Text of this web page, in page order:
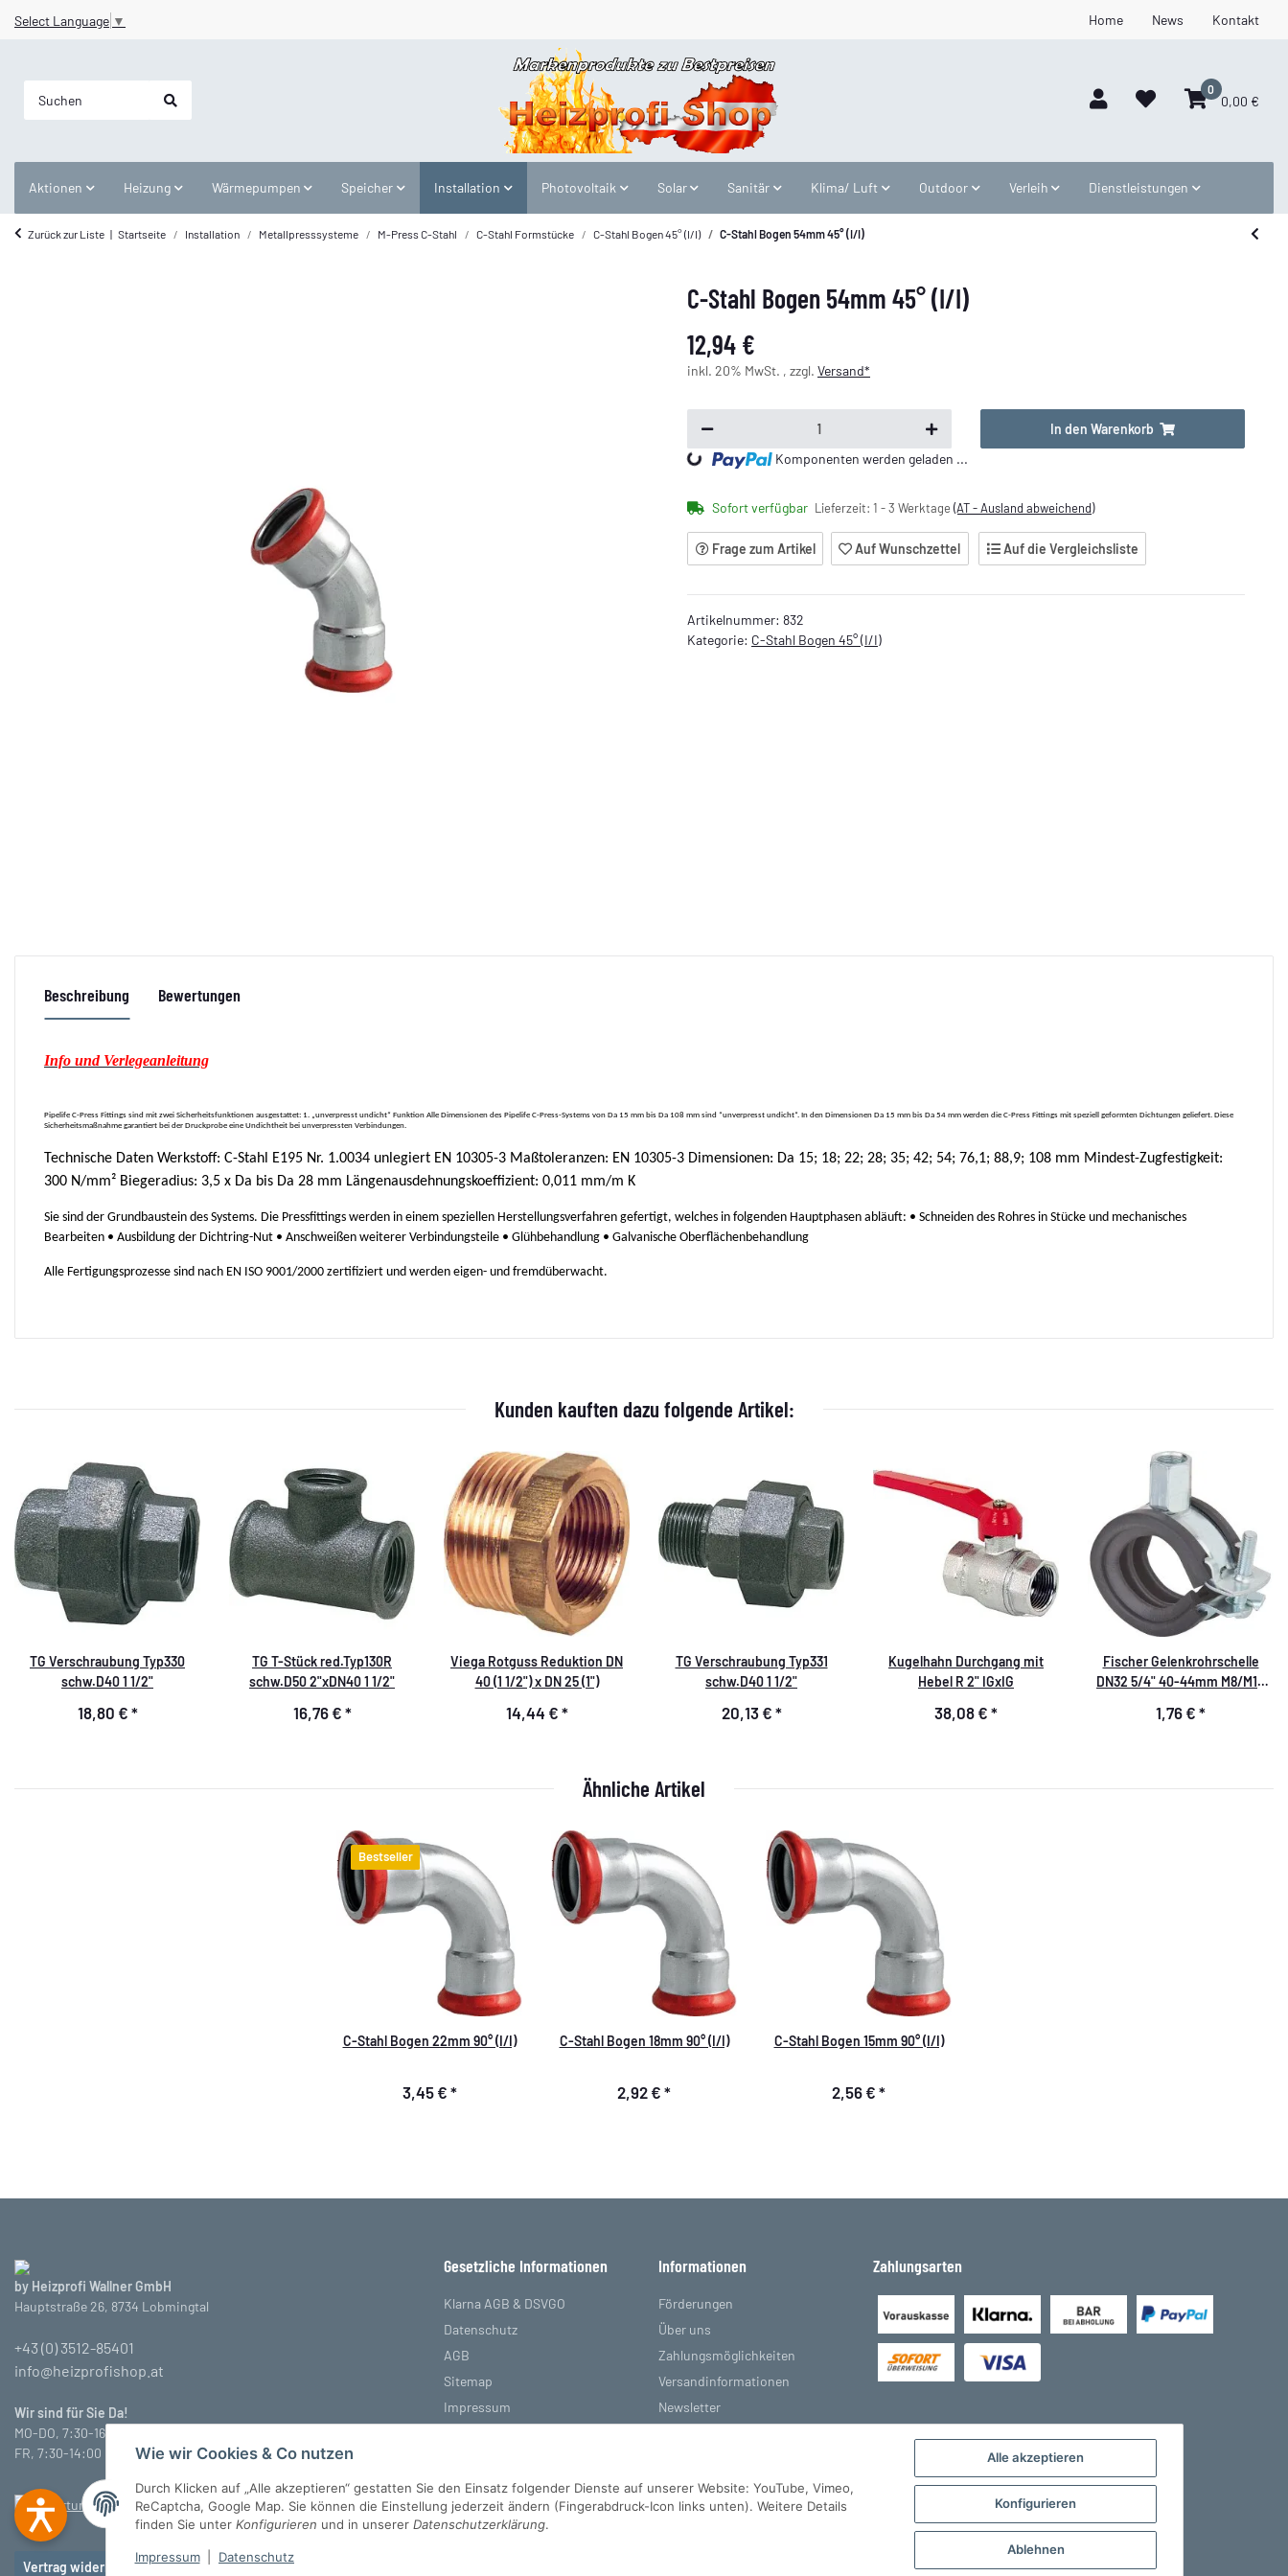
Alle akzeptieren
Konfigurieren
Ablehnen
Wie wir Cookies & Co nutzen
Durch Klicken auf „Alle akzeptieren“ gestatten Sie den Einsatz folgender Dienste auf unserer Website: YouTube, Vimeo,
ReCaptcha, Google Map. Sie können die Einstellung jederzeit ändern (Fingerabdruck-Icon links unten). Weitere Details
finden Sie unter Konfigurieren und in unserer Datenschutzerklärung.
Impressum Datenschutz
Home News Kontakt
Select Language ▼
0
0,00 €
Aktionen Heizung Wärmepumpen Speicher Installation Photovoltaik Solar Sanitär Klima/ Luft Outdoor Verleih Dienstleistungen
Zurück zur Liste Startseite Installation Metallpresssysteme M-Press C-Stahl C-Stahl Formstücke C-Stahl Bogen 45° (I/I) C-Stahl Bogen 54mm 45° (I/I)
C-Stahl Bogen 54mm 45° (I/I)
12,94 €
inkl. 20% MwSt. , zzgl. Versand*
In den Warenkorb
Loading... Komponenten werden geladen ...
Sofort verfügbar Lieferzeit: 1 - 3 Werktage (AT - Ausland abweichend)
Frage zum Artikel Auf Wunschzettel Auf die Vergleichsliste
Artikelnummer: 832
Kategorie: C-Stahl Bogen 45° (I/I)
Beschreibung Bewertungen
Info und Verlegeanleitung
Pipelife C-Press Fittings sind mit zwei Sicherheitsfunktionen ausgestattet: 1. „unverpresst undicht“ Funktion Alle Dimensionen des Pipelife C-Press-Systems von Da 15 mm bis Da 108 mm sind “unverpresst undicht“. In den Dimensionen Da 15 mm bis Da 54 mm werden die C-Press Fittings mit speziell geformten Dichtungen geliefert. Diese
Sicherheitsmaßnahme garantiert bei der Druckprobe eine Undichtheit bei unverpressten Verbindungen.
Technische Daten Werkstoff: C-Stahl E195 Nr. 1.0034 unlegiert EN 10305-3 Maßtoleranzen: EN 10305-3 Dimensionen: Da 15; 18; 22; 28; 35; 42; 54; 76,1; 88,9; 108 mm Mindest-Zugfestigkeit:
300 N/mm² Biegeradius: 3,5 x Da bis Da 28 mm Längenausdehnungskoeffizient: 0,011 mm/m K
Sie sind der Grundbaustein des Systems. Die Pressfittings werden in einem speziellen Herstellungsverfahren gefertigt, welches in folgenden Hauptphasen abläuft: • Schneiden des Rohres in Stücke und mechanisches
Bearbeiten • Ausbildung der Dichtring-Nut • Anschweißen weiterer Verbindungsteile • Glühbehandlung • Galvanische Oberflächenbehandlung
Alle Fertigungsprozesse sind nach EN ISO 9001/2000 zertifiziert und werden eigen- und fremdüberwacht.
Kunden kauften dazu folgende Artikel:
TG Verschraubung Typ330
schw.D40 1 1/2"
18,80 € *
TG T-Stück red.Typ130R
schw.D50 2"xDN40 1 1/2"
16,76 € *
Viega Rotguss Reduktion DN
40 (1 1/2") x DN 25 (1")
14,44 € *
TG Verschraubung Typ331
schw.D40 1 1/2"
20,13 € *
Kugelhahn Durchgang mit
Hebel R 2" IGxIG
38,08 € *
Fischer Gelenkrohrschelle
DN32 5/4" 40-44mm M8/M10
1,76 € *
Ähnliche Artikel
Bestseller
C-Stahl Bogen 22mm 90° (I/I)
3,45 € *
C-Stahl Bogen 18mm 90° (I/I)
2,92 € *
C-Stahl Bogen 15mm 90° (I/I)
2,56 € *
by Heizprofi Wallner GmbH
Hauptstraße 26, 8734 Lobmingtal
+43 (0) 3512-85401
info@heizprofishop.at
Wir sind für Sie Da!
MO-DO, 7:30-16:30 Uhr
FR, 7:30-14:00 Uhr
Gesetzliche Informationen
Klarna AGB & DSVGO
Datenschutz
AGB
Sitemap
Impressum
Informationen
Förderungen
Über uns
Zahlungsmöglichkeiten
Versandinformationen
Newsletter
Zahlungsarten
Vertrag widerrufen